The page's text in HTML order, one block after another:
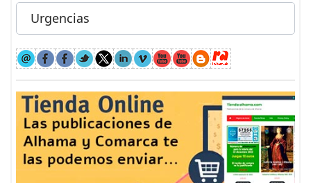
Urgencias